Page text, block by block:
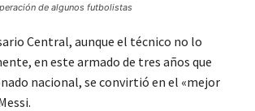
de algunos futbolistas
Central, aunque el técnico no lo
en este armado de tres años que
nacional, se convirtió en el «mejor